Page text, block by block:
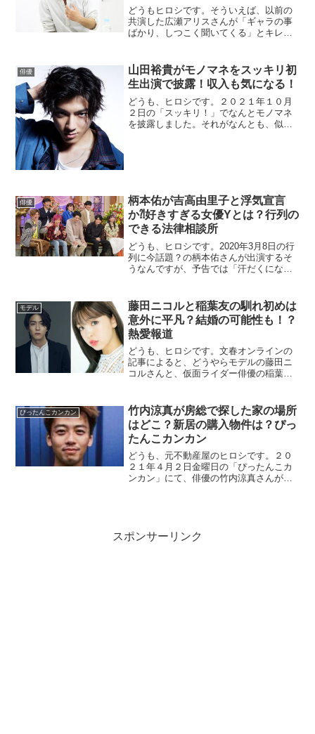
どうもヒロシです。そういえば、以前の
共演した広瀬アリスさんが「ギャラの事
ばかり、しつこく聞いてくる」とキレて
にしていたので、覚えています。↓↓↓そう
そう、大物俳優Tです。この時の行列で
も、...
俳優
山田裕貴がモノマネをスッキリ初
生出演で披露！収入も気になる！
どうも、ヒロシです。２０２１年１０月
２日の「スッキリ！」でなんとモノマネ
を披露しました。それがなんとも、似て
俳優
柄本佑が吉高由里子と浮気宣言
か⁈好きすぎる女優Yとは？行列の
できる法律相談所
どうも、ヒロシです。2020年3月8日の行
列に今話題？の柄本佑さんが出演するそ
うなんですが、予告では「汗だくになる
ね、柄本佑さんは！安藤サクラさんとい
う奥さんがいるにもかかわらず、浮気
な...
モデル
藤田ニコルと稲葉友の馴れ初めは
意外に平凡？結婚の可能性も！？
熱愛報道
どうも、ヒロシです。文春オンラインの
記事によると、どうやらモデルの藤田ニ
コルさんと、仮面ライダー俳優の稲葉友
の対応なども気になりますが、それぞれ
のプロフィールや馴れ初め、その後の可
能性につ...
ぴったんこカンカン
竹内涼真が房総で探した家の場所
はどこ？新居の購入物件は？ぴっ
たんこカンカン
どうも、元不動産屋のヒロシです。２０
２１年４月２日金曜日の「ぴったんこカ
ンカン」にて、俳優の竹内涼真さんがガ
か、２月に...
スポンサーリンク